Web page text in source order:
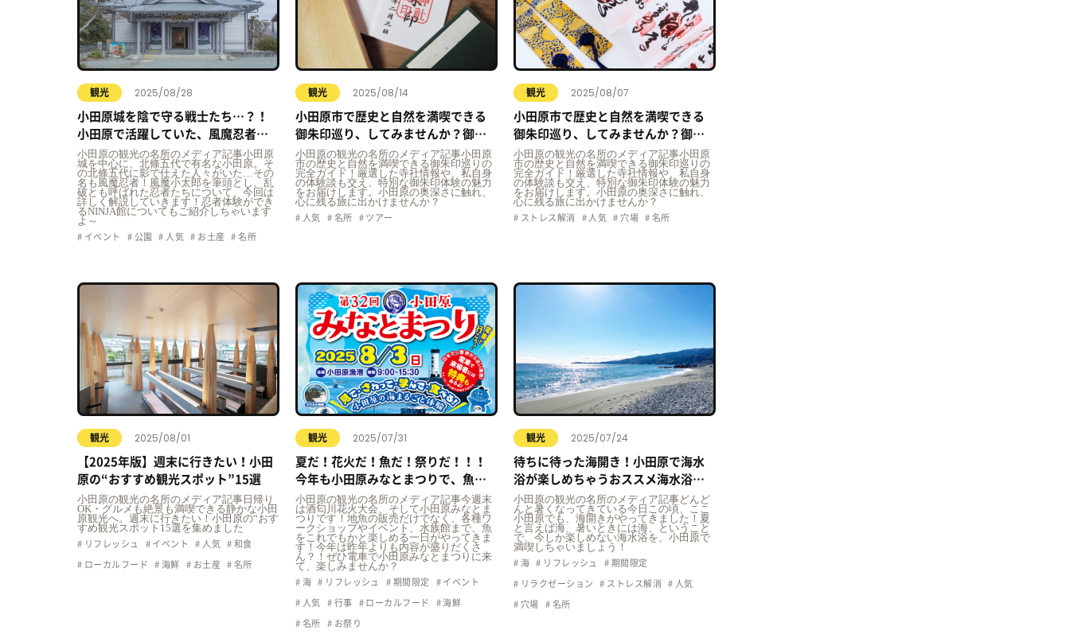
観光 2025/08/28
小田原城を陰で守る戦士たち…？！
小田原で活躍していた、風魔忍者つ
いてご紹介！
小田原の観光の名所のメディア記事小田原
城を中心に、北條五代で有名な小田原。そ
の北條五代に影で仕えた人々がいた…その
名も風魔忍者！風魔小太郎を筆頭とし、乱
破とも呼ばれた忍者たちについて、今回は
詳しく解説していきます！忍者体験ができ
るNINJA館についてもご紹介しちゃいます
よ～
イベント 公園 人気 お土産 名所
観光 2025/08/14
小田原市で歴史と自然を満喫できる
御朱印巡り、してみませんか？御朱
印巡りができる神社紹介～後半戦～
小田原の観光の名所のメディア記事小田原
市の歴史と自然を満喫できる御朱印巡りの
完全ガイド！厳選した寺社情報や、私自身
の体験談も交え、特別な御朱印体験の魅力
をお届けします。小田原の奥深さに触れ、
心に残る旅に出かけませんか？
人気 名所 ツアー
観光 2025/08/07
小田原市で歴史と自然を満喫できる
御朱印巡り、してみませんか？御朱
印巡りができる神社紹介～前半戦～
小田原の観光の名所のメディア記事小田原
市の歴史と自然を満喫できる御朱印巡りの
完全ガイド！厳選した寺社情報や、私自身
の体験談も交え、特別な御朱印体験の魅力
をお届けします。小田原の奥深さに触れ、
心に残る旅に出かけませんか？
ストレス解消 人気 穴場 名所
観光 2025/08/01
【2025年版】週末に行きたい！小田
原の“おすすめ観光スポット”15選
小田原の観光の名所のメディア記事日帰り
OK・グルメも絶景も満喫できる静かな小田
原観光へ。週末に行きたい！小田原の“おす
すめ観光スポット15選を集めました
リフレッシュ イベント 人気 和食
ローカルフード 海鮮 お土産 名所
観光 2025/07/31
夏だ！花火だ！魚だ！祭りだ！！！
今年も小田原みなとまつりで、魚を
触って、食べて、楽しみましょう！
小田原の観光の名所のメディア記事今週末
は酒匂川花火大会、そして小田原みなとま
つりです！地魚の販売だけでなく、各種ワ
ークショップやイベント、水族館まで、魚
をこれでもかと楽しめる一日がやってきま
す！今年は昨年よりも内容が盛りだくさ
ん？！ぜひ電車で小田原みなとまつりに来
て、楽しみませんか？
海 リフレッシュ 期間限定 イベント
人気 行事 ローカルフード 海鮮
名所 お祭り
観光 2025/07/24
待ちに待った海開き！小田原で海水
浴が楽しめちゃうおススメ海水浴場
をご紹介！
小田原の観光の名所のメディア記事どんど
んと暑くなってきている今日この頃、ここ
小田原でも、海開きがやってきました！夏
と言えば海、暑いときには海、ということ
で、今しか楽しめない海水浴を、小田原で
満喫しちゃいましょう！
海 リフレッシュ 期間限定
リラクゼーション ストレス解消 人気
穴場 名所